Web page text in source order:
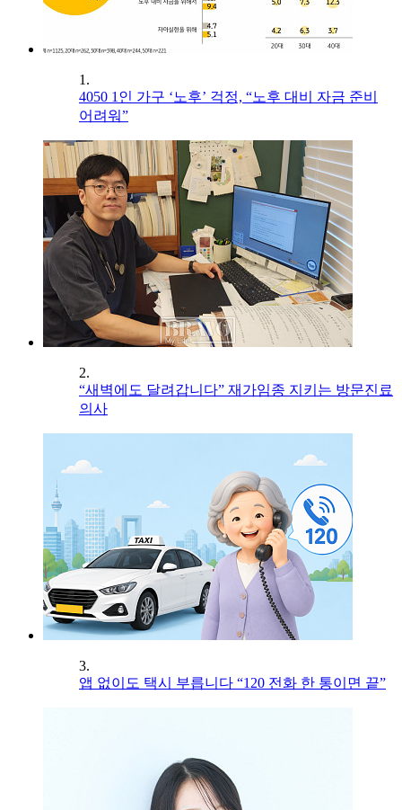
1.
4050 1인 가구 ‘노후’ 걱정, “노후 대비 자금 준비
어려워”
2.
“새벽에도 달려갑니다” 재가임종 지키는 방문진료
의사
3.
앱 없이도 택시 부릅니다 “120 전화 한 통이면 끝”